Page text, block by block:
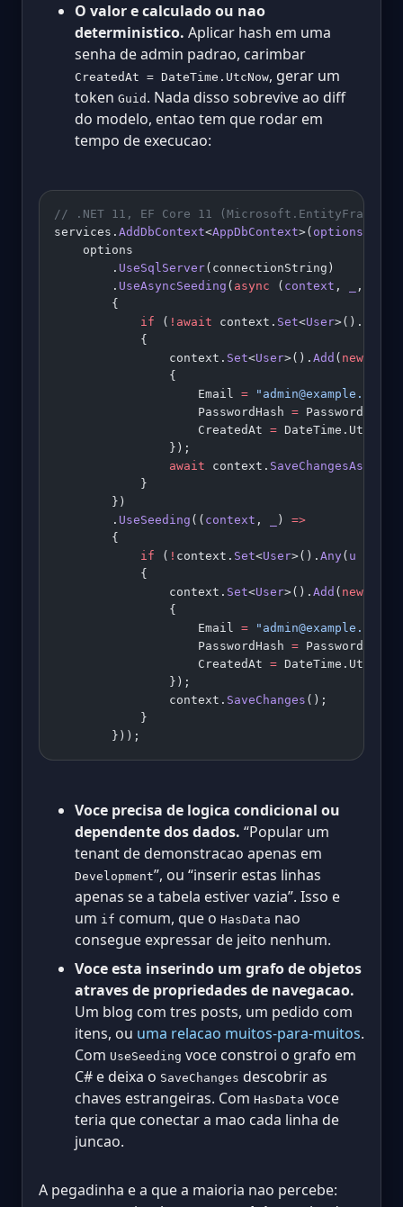
O valor e calculado ou nao
deterministico. Aplicar hash em uma
senha de admin padrao, carimbar
CreatedAt = DateTime.UtcNow, gerar um
token Guid . Nada disso sobrevive ao diff
do modelo, entao tem que rodar em
tempo de execucao:
// .NET 11, EF Core 11
services. AddDbContext<AppDbContext>( options
    options
        .
UseSqlServer(connectionString)
        .
UseAsyncSeeding ( async ( context , ,
        {
            if
( !await context. Set<User>().
            {
                context.
Set<User>(). Add ( new
                {
                    Email
= "admin@example.com"
                    PasswordHash
=
                    CreatedAt
=
                });
                await
context. SaveChangesAsync
            }
        })
        .
UseSeeding (( context , ) =>
        {
            if
( ! context. Set<User>(). Any( u
            {
                context.
Set<User>(). Add ( new
                {
                    Email
= "admin@example.com"
                    PasswordHash
=
                    CreatedAt
= DateTime.UtcNow
                });
                context.
SaveChanges ();
            }
        }));
Voce precisa de logica condicional ou
dependente dos dados. “Popular um
tenant de demonstracao apenas em
Development”, ou “inserir estas linhas
apenas se a tabela estiver vazia”. Isso e
um if comum, que o HasData nao
consegue expressar de jeito nenhum.
Voce esta inserindo um grafo de objetos
atraves de propriedades de navegacao.
Um blog com tres posts, um pedido com
itens, ou uma relacao muitos-para-muitos.
Com UseSeeding voce constroi o grafo em
C# e deixa o SaveChanges descobrir as
chaves estrangeiras. Com HasData voce
teria que conectar a mao cada linha de
juncao.
A pegadinha e a que a maioria nao percebe: